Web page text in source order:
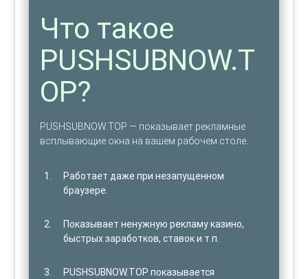
Что такое
PUSHSUBNOW.T
OP?
PUSHSUBNOW.TOP — показывает рекламные
всплывающие окна на вашем рабочем столе.
Работает даже при незапущенном
браузере.
Показывает ненужную рекламу казино,
быстрых заработков, ставок и т.п.
PUSHSUBNOW.TOP показывается